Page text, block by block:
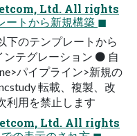
Ltd. All rights
ートから新規構築 ◼
下のテンプレートから
テグレーション ⚫ 自
パイプライン>新規の
転載、複製、改
利用を禁止します
Ltd. All rights